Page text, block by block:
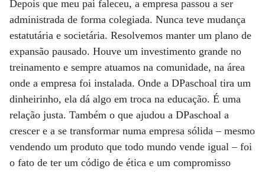
Depois que meu pai faleceu, a empresa passou a ser
administrada de forma colegiada. Nunca teve mudança
estatutária e societária. Resolvemos manter um plano de
expansão pausado. Houve um investimento grande no
treinamento e sempre atuamos na comunidade, na área
onde a empresa foi instalada. Onde a DPaschoal tira um
dinheirinho, ela dá algo em troca na educação. É uma
relação justa. Também o que ajudou a DPaschoal a
crescer e a se transformar numa empresa sólida – mesmo
vendendo um produto que todo mundo vende igual – foi
o fato de ter um código de ética e um compromisso